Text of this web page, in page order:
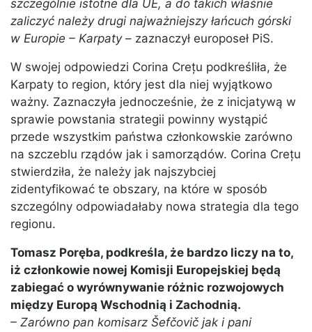
szczególnie istotne dla UE, a do takich właśnie
zaliczyć należy drugi najważniejszy łańcuch górski
w Europie – Karpaty – zaznaczył europoseł PiS.
W swojej odpowiedzi Corina Crețu podkreśliła, że
Karpaty to region, który jest dla niej wyjątkowo
ważny. Zaznaczyła jednocześnie, że z inicjatywą w
sprawie powstania strategii powinny wystąpić
przede wszystkim państwa członkowskie zarówno
na szczeblu rządów jak i samorządów. Corina Crețu
stwierdziła, że należy jak najszybciej
zidentyfikować te obszary, na które w sposób
szczególny odpowiadałaby nowa strategia dla tego
regionu.
Tomasz Poręba, podkreśla, że bardzo liczy na to,
iż członkowie nowej Komisji Europejskiej będą
zabiegać o wyrównywanie różnic rozwojowych
między Europą Wschodnią i Zachodnią.
– Zarówno pan komisarz Šefčovič jak i pani